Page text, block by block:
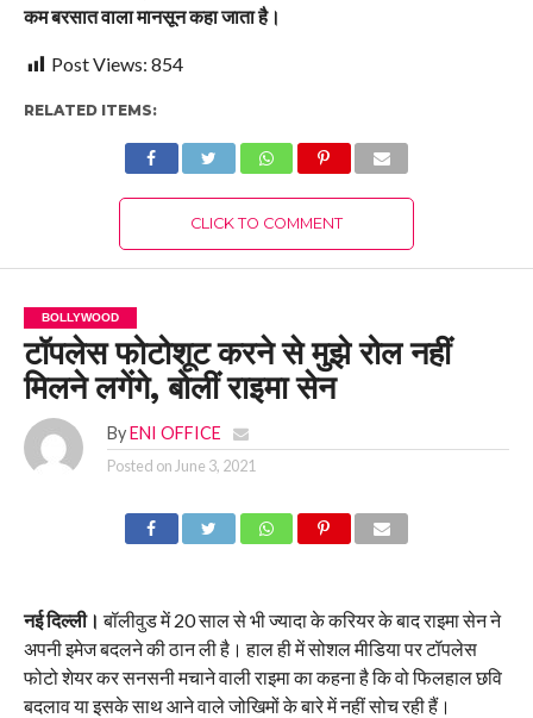
कम बरसात वाला मानसून कहा जाता है।
Post Views: 854
RELATED ITEMS:
CLICK TO COMMENT
BOLLYWOOD
टॉपलेस फोटोशूट करने से मुझे रोल नहीं
मिलने लगेंगे, बोलीं राइमा सेन
By ENI OFFICE
Posted on June 3, 2021
नई दिल्ली। बॉलीवुड में 20 साल से भी ज्यादा के करियर के बाद राइमा सेन ने
अपनी इमेज बदलने की ठान ली है। हाल ही में सोशल मीडिया पर टॉपलेस
फोटो शेयर कर सनसनी मचाने वाली राइमा का कहना है कि वो फिलहाल छवि
बदलाव या इसके साथ आने वाले जोखिमों के बारे में नहीं सोच रही हैं।